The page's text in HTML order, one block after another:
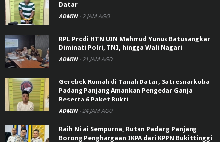
Datar
ADMIN - 2 JAM AGO
RPL Prodi HTN UIN Mahmud Yunus Batusangkar
Diminati Polri, TNI, hingga Wali Nagari
ADMIN - 21 JAM AGO
Gerebek Rumah di Tanah Datar, Satresnarkoba
Padang Panjang Amankan Pengedar Ganja
Beserta 6 Paket Bukti
ADMIN - 24 JAM AGO
Raih Nilai Sempurna, Rutan Padang Panjang
Borong Penghargaan IKPA dari KPPN Bukittinggi